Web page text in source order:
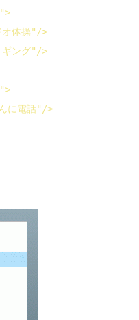
オ体操"/>
ギング"/>
に電話"/>